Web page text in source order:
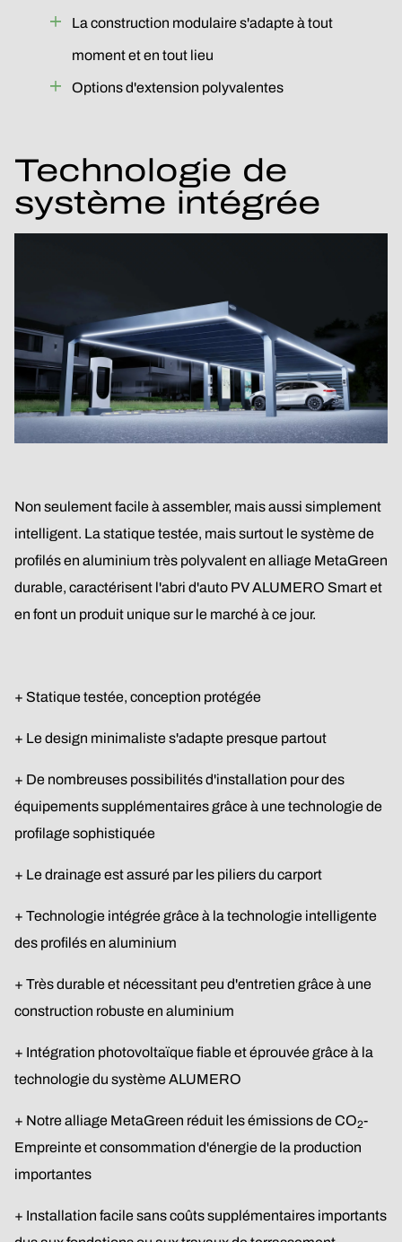
La construction modulaire s'adapte à tout
moment et en tout lieu
Options d'extension polyvalentes
Technologie de
système intégrée
Non seulement facile à assembler, mais aussi simplement
intelligent. La statique testée, mais surtout le système de
profilés en aluminium très polyvalent en alliage MetaGreen
durable, caractérisent l'abri d'auto PV ALUMERO Smart et
en font un produit unique sur le marché à ce jour.
+ Statique testée, conception protégée
+ Le design minimaliste s'adapte presque partout
+ De nombreuses possibilités d'installation pour des
équipements supplémentaires grâce à une technologie de
profilage sophistiquée
+ Le drainage est assuré par les piliers du carport
+ Technologie intégrée grâce à la technologie intelligente
des profilés en aluminium
+ Très durable et nécessitant peu d'entretien grâce à une
construction robuste en aluminium
+ Intégration photovoltaïque fiable et éprouvée grâce à la
technologie du système ALUMERO
+ Notre alliage MetaGreen réduit les émissions de CO2-
Empreinte et consommation d'énergie de la production
importantes
+ Installation facile sans coûts supplémentaires importants